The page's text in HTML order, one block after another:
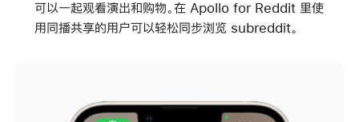
可以一起观看演出和购物。在 Apollo for Reddit 里使
用同播共享的用户可以轻松同步浏览 subreddit。